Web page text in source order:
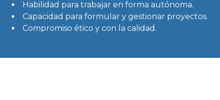
Habilidad para trabajar en forma autónoma.
Capacidad para formular y gestionar proyectos.
Compromiso ético y con la calidad.